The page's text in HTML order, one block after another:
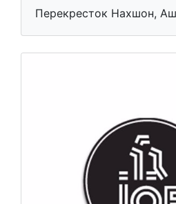
Перекресток Нахшон,